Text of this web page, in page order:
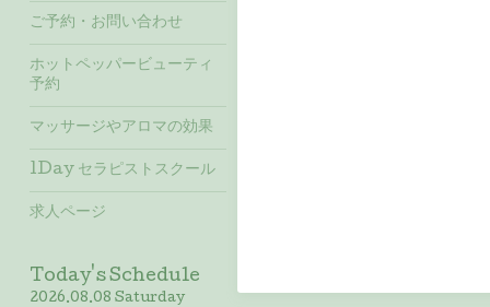
ご予約・お問い合わせ
ホットペッパービューティ
予約
マッサージやアロマの効果
1Day セラピストスクール
求人ページ
Today's Schedule
2026.08.08 Saturday